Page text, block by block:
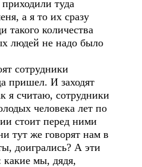
туда
а я то их сразу
такого количества
людей не надо было
сотрудники
пришел. И заходят
я считаю, сотрудники
человека лет по
стоит перед ними
тут же говорят нам в
доигрались? А эти
какие мы, дядя,